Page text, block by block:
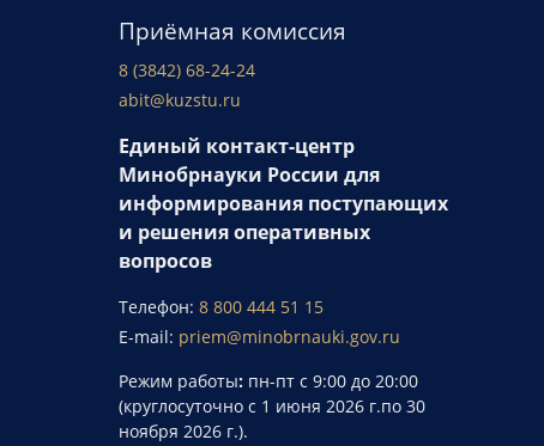
Приёмная комиссия
8 (3842) 68-24-24
abit@kuzstu.ru
Единый контакт-центр
Минобрнауки России для
информирования поступающих
и решения оперативных
вопросов
Телефон:8 800 444 51 15
E-mail: priem@minobrnauki.gov.ru
Режим работы: пн-пт с 9:00 до 20:00
(круглосуточно с 1 июня 2026 г.по 30
ноября 2026 г.).